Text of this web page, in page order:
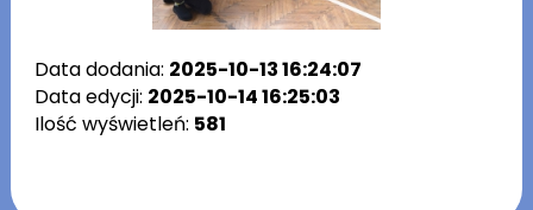
Data dodania: 2025-10-13 16:24:07
Data edycji: 2025-10-14 16:25:03
Ilość wyświetleń: 581